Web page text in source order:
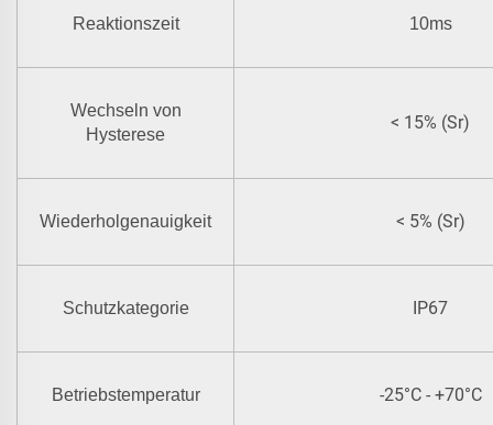
Reaktionszeit 10ms
Wechseln von
Hysterese
< 15% (Sr)
Wiederholgenauigkeit < 5% (Sr)
Schutzkategorie IP67
Betriebstemperatur -25°C - +70°C